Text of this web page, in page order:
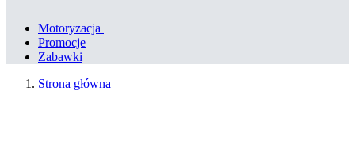
Motoryzacja
Promocje
Zabawki
Strona główna